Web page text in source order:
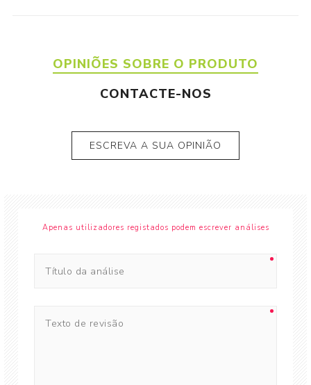
OPINIÕES SOBRE O PRODUTO
CONTACTE-NOS
ESCREVA A SUA OPINIÃO
Apenas utilizadores registados podem escrever análises